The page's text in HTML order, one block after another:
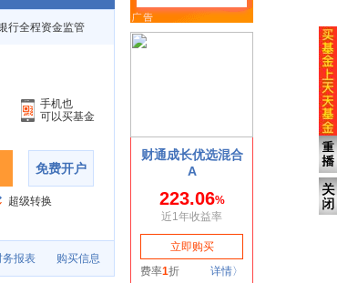
行全程资金监管
手机也
可以买基金
免费开户
超级转换
务报表 购买信息